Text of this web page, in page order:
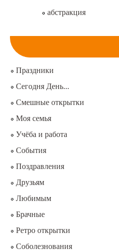
абстракция
Праздники
Сегодня День...
Смешные открытки
Моя семья
Учёба и работа
События
Поздравления
Друзьям
Любимым
Брачные
Ретро открытки
Соболезнования